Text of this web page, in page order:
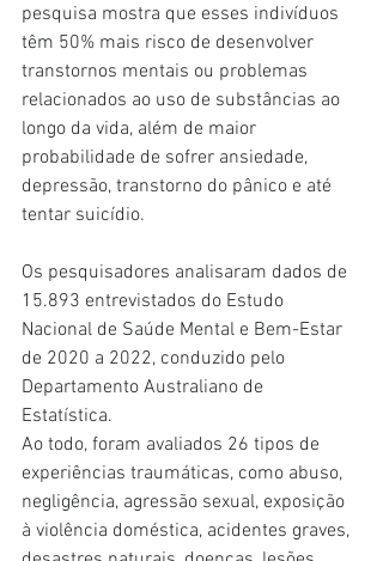
pesquisa mostra que esses indivíduos
têm 50% mais risco de desenvolver
transtornos mentais ou problemas
relacionados ao uso de substâncias ao
longo da vida, além de maior
probabilidade de sofrer ansiedade,
depressão, transtorno do pânico e até
tentar suicídio.
Os pesquisadores analisaram dados de
15.893 entrevistados do Estudo
Nacional de Saúde Mental e Bem-Estar
de 2020 a 2022, conduzido pelo
Departamento Australiano de
Estatística.
Ao todo, foram avaliados 26 tipos de
experiências traumáticas, como abuso,
negligência, agressão sexual, exposição
à violência doméstica, acidentes graves,